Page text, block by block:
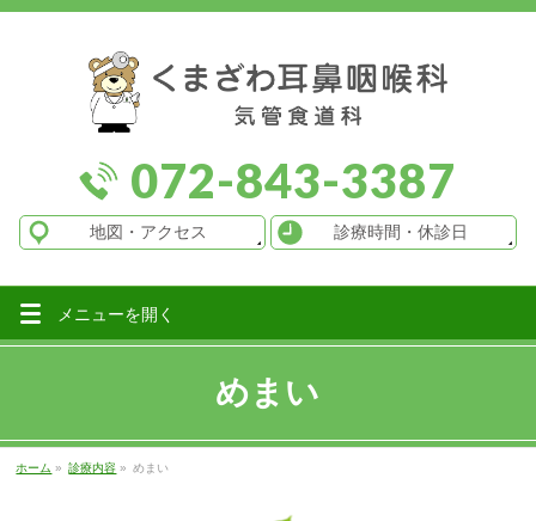
072-843-3387
地図 ・アクセス 診療時間 ・休診日
メニューを開く
めまい
ホーム » 診療内容 » めまい